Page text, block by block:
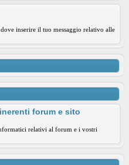
inserire il tuo messaggio relativo alle
forum e sito
relativi al forum e i vostri